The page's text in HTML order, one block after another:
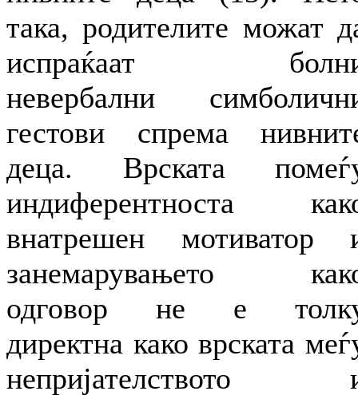
така, родителите можат
испраќаат
невербални
гестови спрема
деца. Врската
индиферентноста
внатрешен мотиватор
занемарувањето
одговор не е
директна како врската
непријателството